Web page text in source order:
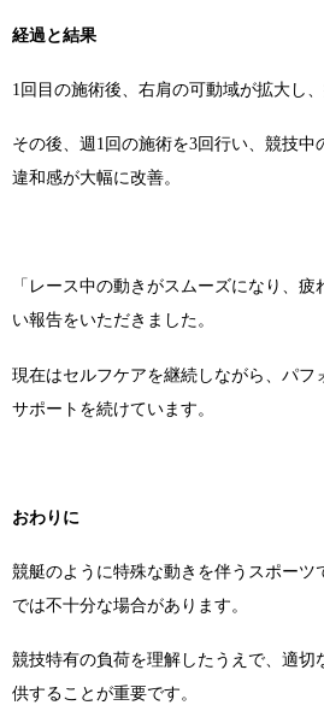
経過と結果
1回目の施術後、右肩の可動域が拡大し
その後、週1回の施術を3回行い、競技
違和感が大幅に改善。
「レース中の動きがスムーズになり、
い報告をいただきました。
現在はセルフケアを継続しながら、パフ
サポートを続けています。
おわりに
競艇のように特殊な動きを伴うスポーツ
では不十分な場合があります。
競技特有の負荷を理解したうえで、適切
供することが重要です。